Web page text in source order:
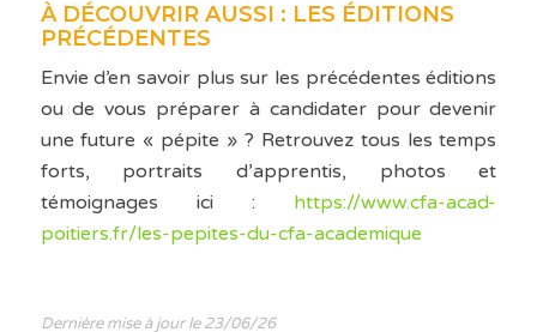
À DÉCOUVRIR AUSSI : LES ÉDITIONS
PRÉCÉDENTES
Envie d’en savoir plus sur les précédentes éditions
ou de vous préparer à candidater pour devenir
une future « pépite » ? Retrouvez tous les temps
forts, portraits d’apprentis, photos et
témoignages ici : https://www.cfa-acad-
poitiers.fr/les-pepites-du-cfa-academique
Dernière mise à jour le 23/06/26